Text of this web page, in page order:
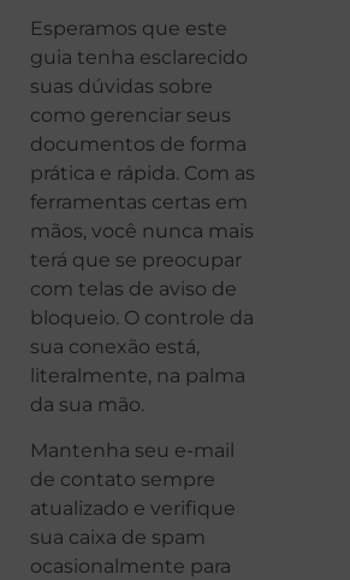
Esperamos que este
guia tenha esclarecido
suas dúvidas sobre
como gerenciar seus
documentos de forma
prática e rápida. Com as
ferramentas certas em
mãos, você nunca mais
terá que se preocupar
com telas de aviso de
bloqueio. O controle da
sua conexão está,
literalmente, na palma
da sua mão.
Mantenha seu e-mail
de contato sempre
atualizado e verifique
sua caixa de spam
ocasionalmente para